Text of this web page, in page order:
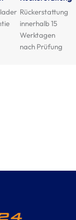
Rückerstattung
innerhalb 15
Werktagen
nach Prüfung